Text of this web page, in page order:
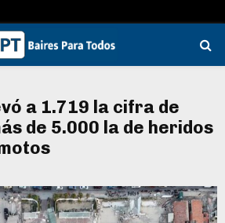
a 1.719 la cifra de
de 5.000 la de heridos